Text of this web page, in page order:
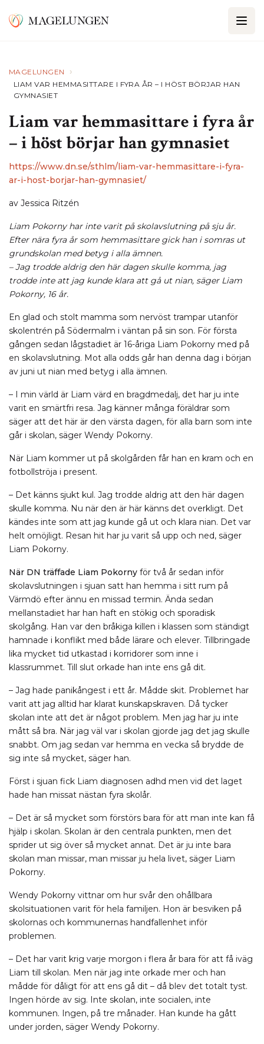
MAGELUNGEN ›
LIAM VAR HEMMASITTARE I FYRA ÅR – I HÖST BÖRJAR HAN
GYMNASIET
Liam var hemmasittare i fyra år
– i höst börjar han gymnasiet
https://www.dn.se/sthlm/liam-var-hemmasittare-i-fyra-
ar-i-host-borjar-han-gymnasiet/
av Jessica Ritzén
Liam Pokorny har inte varit på skolavslutning på sju år.
Efter nära fyra år som hemmasittare gick han i somras ut
grundskolan med betyg i alla ämnen.
– Jag trodde aldrig den här dagen skulle komma, jag
trodde inte att jag kunde klara att gå ut nian, säger Liam
Pokorny, 16 år.
En glad och stolt mamma som nervöst trampar utanför
skolentrén på Södermalm i väntan på sin son. För första
gången sedan lågstadiet är 16-åriga Liam Pokorny med på
en skolavslutning. Mot alla odds går han denna dag i början
av juni ut nian med betyg i alla ämnen.
– I min värld är Liam värd en bragdmedalj, det har ju inte
varit en smärtfri resa. Jag känner många föräldrar som
säger att det här är den värsta dagen, för alla barn som inte
går i skolan, säger Wendy Pokorny.
När Liam kommer ut på skolgården får han en kram och en
fotbollströja i present.
– Det känns sjukt kul. Jag trodde aldrig att den här dagen
skulle komma. Nu när den är här känns det overkligt. Det
kändes inte som att jag kunde gå ut och klara nian. Det var
helt omöjligt. Resan hit har ju varit så upp och ned, säger
Liam Pokorny.
När DN träffade Liam Pokorny för två år sedan inför
skolavslutningen i sjuan satt han hemma i sitt rum på
Värmdö efter ännu en missad termin. Ända sedan
mellanstadiet har han haft en stökig och sporadisk
skolgång. Han var den bråkiga killen i klassen som ständigt
hamnade i konflikt med både lärare och elever. Tillbringade
lika mycket tid utkastad i korridorer som inne i
klassrummet. Till slut orkade han inte ens gå dit.
– Jag hade panikångest i ett år. Mådde skit. Problemet har
varit att jag alltid har klarat kunskapskraven. Då tycker
skolan inte att det är något problem. Men jag har ju inte
mått så bra. När jag väl var i skolan gjorde jag det jag skulle
snabbt. Om jag sedan var hemma en vecka så brydde de
sig inte så mycket, säger han.
Först i sjuan fick Liam diagnosen adhd men vid det laget
hade han missat nästan fyra skolår.
– Det är så mycket som förstörs bara för att man inte kan få
hjälp i skolan. Skolan är den centrala punkten, men det
sprider ut sig över så mycket annat. Det är ju inte bara
skolan man missar, man missar ju hela livet, säger Liam
Pokorny.
Wendy Pokorny vittnar om hur svår den ohållbara
skolsituationen varit för hela familjen. Hon är besviken på
skolornas och kommunernas handfallenhet inför
problemen.
– Det har varit krig varje morgon i flera år bara för att få iväg
Liam till skolan. Men när jag inte orkade mer och han
mådde för dåligt för att ens gå dit – då blev det totalt tyst.
Ingen hörde av sig. Inte skolan, inte socialen, inte
kommunen. Ingen, på tre månader. Han kunde ha gått
under jorden, säger Wendy Pokorny.